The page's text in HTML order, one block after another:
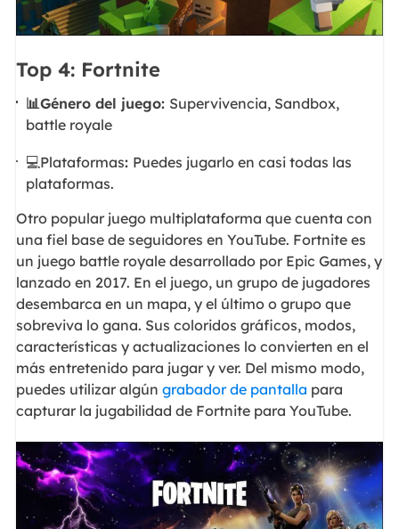
Top 4: Fortnite
📊Género del juego: Supervivencia, Sandbox,
battle royale
💻Plataformas: Puedes jugarlo en casi todas las
plataformas.
Otro popular juego multiplataforma que cuenta con
una fiel base de seguidores en YouTube. Fortnite es
un juego battle royale desarrollado por Epic Games, y
lanzado en 2017. En el juego, un grupo de jugadores
desembarca en un mapa, y el último o grupo que
sobreviva lo gana. Sus coloridos gráficos, modos,
características y actualizaciones lo convierten en el
más entretenido para jugar y ver. Del mismo modo,
puedes utilizar algún grabador de pantalla para
capturar la jugabilidad de Fortnite para YouTube.